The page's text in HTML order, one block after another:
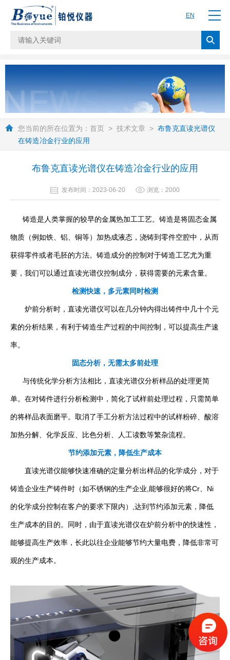
EN
您当前的所在位置为： 首页 > 技术文章 > 布鲁克直读光谱仪
在铸造冶金行业的应用
布鲁克直读光谱仪在铸造冶金行业的应用
发布时间：2023-06-20 浏览：2000
铸造是人类掌握的较早的金属热加工工艺。铸造是将固态金属
物质（例如铁、铝、铜等）加热成液态，浇铸到零件空腔中，从而
获得零件或者毛胚的方法。铸造成分的控制对于铸造工艺尤为重
要，我们可以通过直读光谱仪控制成分，获得需要的元素含量。
检测快速，多元素同时检测
炉前分析时，直读光谱仪可以在几分钟内得出铸件中几十个元
素的分析结果，有利于铸造生产过程的中间控制，可以提高生产速
率。
固态分析，无需太多前处理
与传统化学分析方法相比，直读光谱仪分析样品的处理更简
单。在对铸件进行分析检测中，简化了试样前处理过程，只需简单
的将样品表面磨平。取消了手工分析方法过程中的试样粉碎、酸溶
加热分解、化学反应、比色分析、人工读数等繁杂流程。
节约添加元素，降低生产成本
直读光谱仪能够快速准确的定量分析出样品的化学成分，对于
铸造企业生产铸件时（如不锈钢的生产企业,能够很好的将Cr、Ni
的化学成分控制在客户的要求下限内）,达到节约添加元素，降低
生产成本的目的。同时，由于直读光谱仪在炉前分析中的快速性，
能够提高生产效率，长此以往企业能够节约大量电费，降低非常可
观的生产成本。